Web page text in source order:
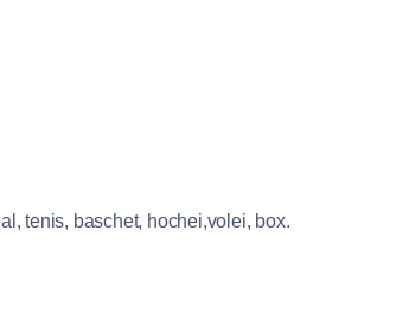
tenis, baschet, hochei,volei, box.